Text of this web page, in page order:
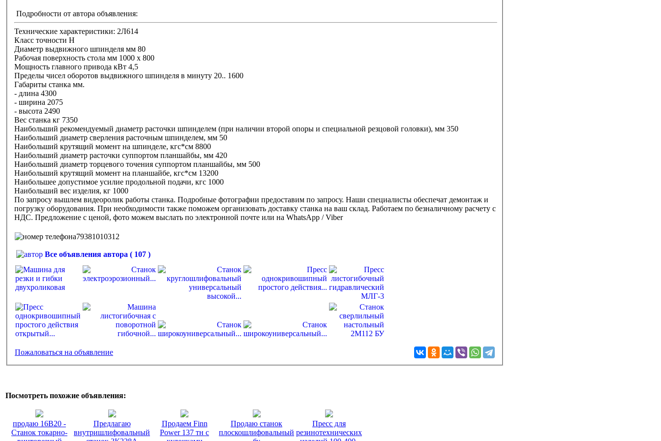
Подробности от автора объявления:
Технические характеристики: 2Л614
Класс точности Н
Диаметр выдвижного шпинделя мм 80
Рабочая поверхность стола мм 1000 х 800
Мощность главного привода кВт 4,5
Пределы чисел оборотов выдвижного шпинделя в минуту 20.. 1600
Габариты станка мм.
- длина 4300
- ширина 2075
- высота 2490
Вес станка кг 7350
Наибольший рекомендуемый диаметр расточки шпинделем (при наличии второй опоры и специальной резцовой головки), мм 350
Наибольший диаметр сверления расточным шпинделем, мм 50
Наибольший крутящий момент на шпинделе, кгс*см 8800
Наибольший диаметр расточки суппортом планшайбы, мм 420
Наибольший диаметр торцевого точения суппортом планшайбы, мм 500
Наибольший крутящий момент на планшайбе, кгс*см 13200
Наибольшее допустимое усилие продольной подачи, кгс 1000
Наибольший вес изделия, кг 1000
По запросу вышлем видеоролик работы станка. Подробные фотографии предоставим по запросу. Наши специалисты обеспечат демонтаж и
погрузку оборудования. При необходимости также поможем организовать доставку станка на ваш склад. Работаем по безналичному расчету с
НДС. Предложение с ценой, фото можем выслать по электронной почте или на WhatsApp / Viber
79381010312
Все объявления автора ( 107 )
Пожаловаться на объявление
Посмотреть похожие объявления:
продаю 16В20 -
Станок токарно-
Предлагаю
внутришлифовальный
Продаем Finn
Power 137 тн с
Продаю станок
плоскошлифовальный
Пресс для
резинотехнических